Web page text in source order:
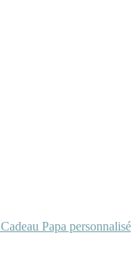
Cadeau Papa personnalisé